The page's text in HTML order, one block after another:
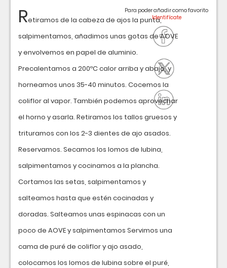
Retiramos de la cabeza de ajos la punta,
salpimentamos, añadimos unas gotas de AOVE
y envolvemos en papel de aluminio.
Precalentamos a 200ºC calor arriba y abajo, y
horneamos unos 35-40 minutos. Cocemos la
coliflor al vapor. También podemos aprovechar
el horno y asarla. Retiramos los tallos gruesos y
trituramos con los 2-3 dientes de ajo asados.
Reservamos. Secamos los lomos de lubina,
salpimentamos y cocinamos a la plancha.
Cortamos las setas, salpimentamos y
salteamos hasta que estén cocinadas y
doradas. Salteamos unas espinacas con un
poco de AOVE y salpimentamos Servimos una
cama de puré de coliflor y ajo asado,
colocamos los lomos de lubina sobre el puré,
Para poder añadir como favorito